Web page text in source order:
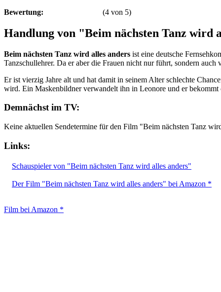
Bewertung: (4 von 5)
Handlung von "Beim nächsten Tanz wird
Beim nächsten Tanz wird alles anders ist eine deutsche
Tanzschullehrer. Da er aber die Frauen nicht nur führt, sondern
Er ist vierzig Jahre alt und hat damit in seinem Alter schlechte
wird. Ein Maskenbildner verwandelt ihn in Leonore und er bekommt
Demnächst im TV:
Keine aktuellen Sendetermine für den Film "Beim nächsten Tanz
Links:
Schauspieler von "Beim nächsten Tanz wird alles anders"
Der Film "Beim nächsten Tanz wird alles anders" bei Amazon *
Film bei Amazon *